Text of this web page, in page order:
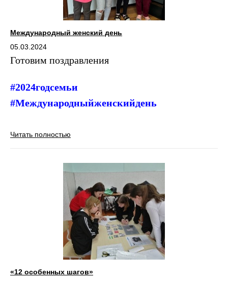
Международный женский день
05.03.2024
Готовим поздравления
#2024годсемьи
#Международныйженскийдень
Читать полностью
«12 особенных шагов»